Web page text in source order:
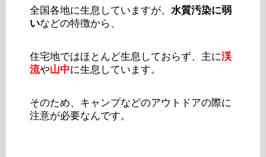
全国各地に生息していますが、 水質汚染に弱
いなどの特徴から、
住宅地ではほとんど生息しておらず、主に渓
流や山中に生息しています。
そのため、キャンプなどのアウトドアの際に
注意が必要なんです。